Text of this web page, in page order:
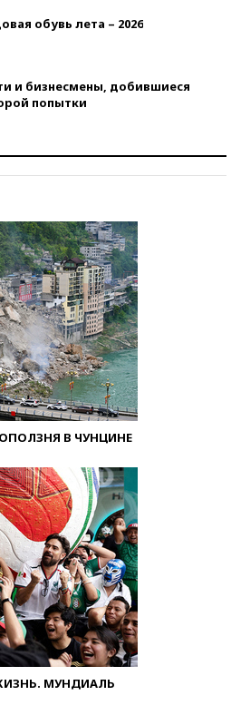
обувь лета – 2026
и бизнесмены, добившиеся
попытки
В ЧУНЦИНЕ
МУНДИАЛЬ